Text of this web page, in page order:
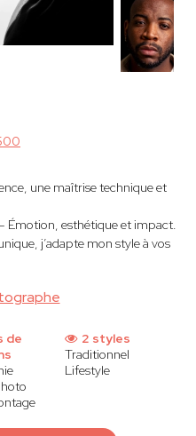
une maîtrise technique et
Émotion, esthétique et impact.
j’adapte mon style à vos
de
2 styles
Traditionnel
Lifestyle